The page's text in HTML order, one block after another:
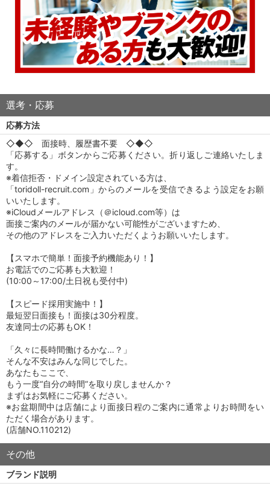
選考・応募
応募方法
◇◆◇ 面接時、履歴書不要 ◇◆◇
「応募する」ボタンからご応募ください。折り返しご連絡いたしま
す。
※着信拒否・ドメイン設定されている方は、
「toridoll-recruit.com」からのメールを受信できるよう設定をお願
いいたします。
※iCloudメールアドレス（＠icloud.com等）は
面接ご案内のメールが届かない可能性がございますため、
その他のアドレスをご入力いただくようお願いいたします。
【スマホで簡単！面接予約機能あり！】
お電話でのご応募も大歓迎！
(10:00～17:00/土日祝も受付中)
【スピード採用実施中！】
最短翌日面接も！面接は30分程度。
友達同士の応募もOK！
「久々に長時間働けるかな…？」
そんな不安はみんな同じでした。
あなたもここで、
もう一度“自分の時間”を取り戻しませんか？
まずはお気軽にご応募ください。
※お盆期間中は店舗により面接日程のご案内に通常よりお時間をい
ただく場合があります。
(店舗NO.110212)
その他
ブランド説明